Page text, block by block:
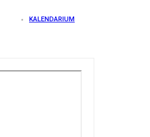
KALENDARIUM